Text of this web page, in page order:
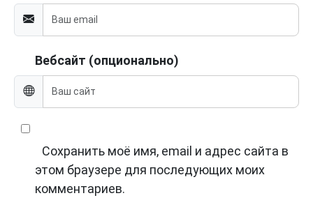
Вебсайт (опционально)
Сохранить моё имя, email и адрес сайта в
этом браузере для последующих моих
комментариев.